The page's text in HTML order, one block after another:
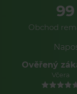
Obchod
Ověřený
Včera